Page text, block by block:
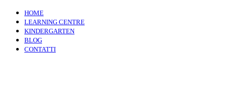
HOME
LEARNING CENTRE
KINDERGARTEN
BLOG
CONTATTI